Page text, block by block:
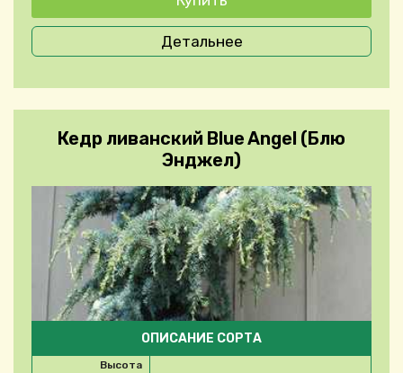
Детальнее
Кедр ливанский Blue Angel (Блю
Энджел)
ОПИСАНИЕ СОРТА
Высота